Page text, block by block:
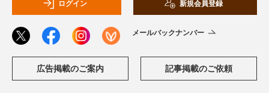
ログイン 新規会員登録
メールバックナンバー
広告掲載のご案内 記事掲載のご依頼